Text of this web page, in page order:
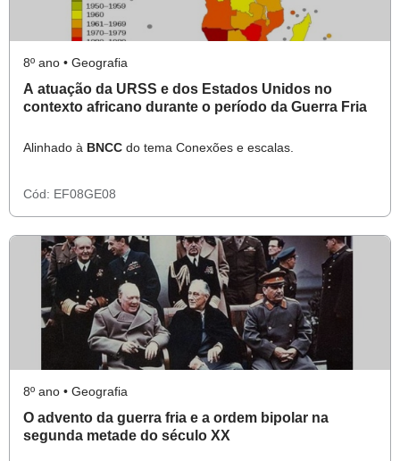
8º ano • Geografia
A atuação da URSS e dos Estados Unidos no
contexto africano durante o período da Guerra Fria
Alinhado à BNCC do tema Conexões e escalas.
Cód: EF08GE08
8º ano • Geografia
O advento da guerra fria e a ordem bipolar na
segunda metade do século XX